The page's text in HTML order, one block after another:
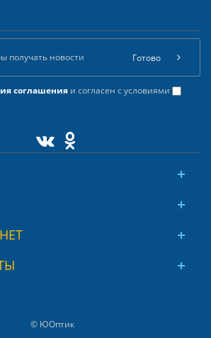
соглашенияи согласен с условиями
Готово
© ЮОптик